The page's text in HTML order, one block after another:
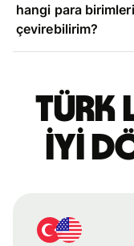
hangi para
çevirebilirim?
Türk
iyi